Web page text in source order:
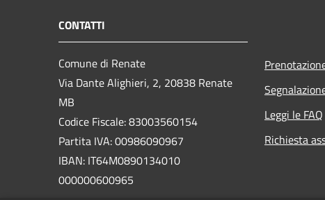
CONTATTI
Comune di Renate
Via Dante Alighieri, 2, 20838 Renate
MB
Codice Fiscale: 83003560154
Partita IVA: 00986090967
IBAN: IT64M0890134010
000000600965
Leggi le FAQ
Richiesta